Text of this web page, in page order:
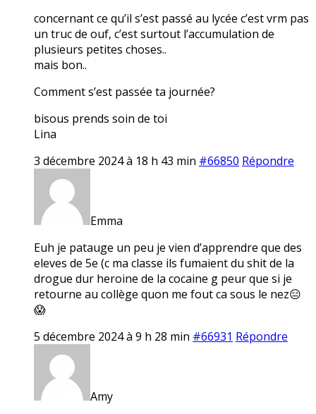
concernant ce qu’il s’est passé au lycée c’est vrm pas
un truc de ouf, c’est surtout l’accumulation de
plusieurs petites choses..
mais bon..
Comment s’est passée ta journée?
bisous prends soin de toi
Lina
3 décembre 2024 à 18 h 43 min #66850 Répondre
Emma
Euh je patauge un peu je vien d’apprendre que des
eleves de 5e (c ma classe ils fumaient du shit de la
drogue dur heroine de la cocaine g peur que si je
retourne au collège quon me fout ca sous le nez😑
😱
5 décembre 2024 à 9 h 28 min #66931 Répondre
Amy